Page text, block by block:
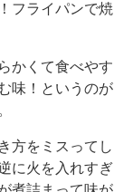
フライパンで焼
かくて食べやす
味！というのが
方をミスってし
に火を入れすぎ